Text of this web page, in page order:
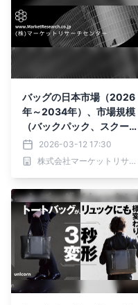
バッグの日本市場（2026
年～2034年）、市場規模
（バックパック、スクール
バッグ、巾着袋、ハンドバ
ッグ、財布、ダッフルバッ
グ、ジムバッグ、スリング
グ）・分析レポートを発表
2026-03-12 17:30
株式会社マーケットリサーチセンター